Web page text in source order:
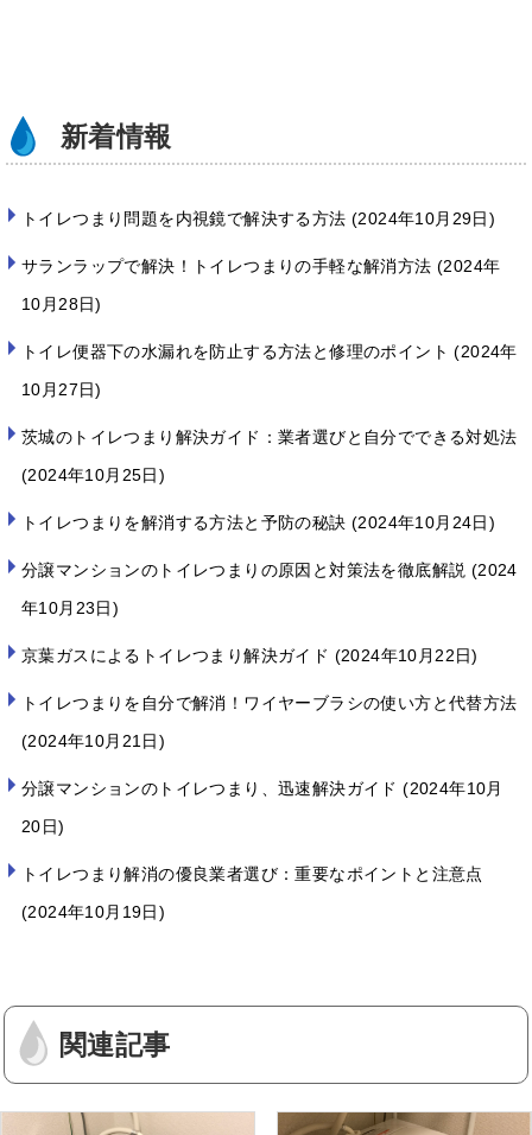
新着情報
トイレつまり問題を内視鏡で解決する方法 2024年10月29日
サランラップで解決！トイレつまりの手軽な解消方法
2024年
10月28日
トイレ便器下の水漏れを防止する方法と修理のポイント 2024年
10月27日
茨城のトイレつまり解決ガイド：業者選びと自分でできる対処法
2024年10月25日
トイレつまりを解消する方法と予防の秘訣 2024年10月24日
分譲マンションのトイレつまりの原因と対策法を徹底解説
2024
年10月23日
京葉ガスによるトイレつまり解決ガイド 2024年10月22日
トイレつまりを自分で解消！ワイヤーブラシの使い方と代替方法
2024年10月21日
分譲マンションのトイレつまり、迅速解決ガイド 2024年10月
20日
トイレつまり解消の優良業者選び：重要なポイントと注意点
2024年10月19日
関連記事